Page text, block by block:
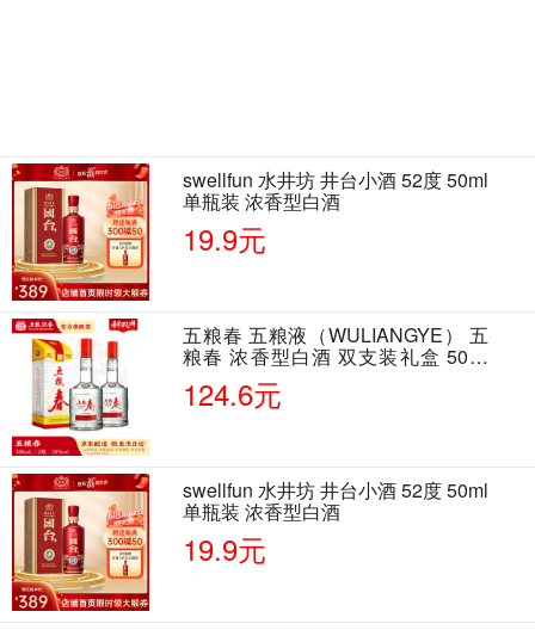
swellfun 水井坊 井台小酒 52度 50ml
单瓶装 浓香型白酒
19.9元
五粮春 五粮液（WULIANGYE） 五
粮春 浓香型白酒 双支装礼盒 50度
500ml*2瓶 含酒具
124.6元
swellfun 水井坊 井台小酒 52度 50ml
单瓶装 浓香型白酒
19.9元